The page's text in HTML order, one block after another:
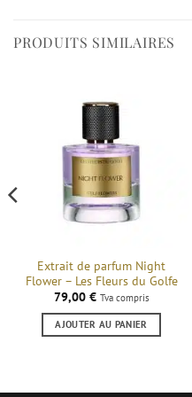
PRODUITS SIMILAIRES
Extrait de parfum Night
Flower – Les Fleurs du Golfe
79,00 € Tva compris
AJOUTER AU PANIER